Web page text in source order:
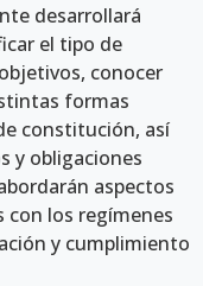
desarrollará
el tipo de
conocer
formas
constitución, así
y obligaciones
aspectos
los regímenes
y cumplimiento